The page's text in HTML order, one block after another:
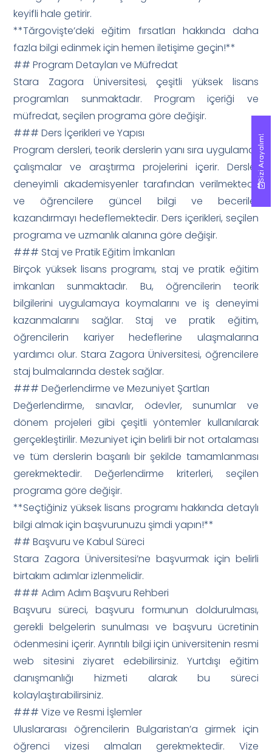
keyifli hale getirir.
**Tărgovişte’deki eğitim fırsatları hakkında daha
fazla bilgi edinmek için hemen iletişime geçin!**
## Program Detayları ve Müfredat
Stara Zagora Üniversitesi, çeşitli yüksek lisans
programları sunmaktadır. Program içeriği ve
müfredat, seçilen programa göre değişir.
### Ders İçerikleri ve Yapısı
Program dersleri, teorik derslerin yanı sıra uygulamalı
çalışmalar ve araştırma projelerini içerir. Dersler
deneyimli akademisyenler tarafından verilmektedir
ve öğrencilere güncel bilgi ve beceriler
kazandırmayı hedeflemektedir. Ders içerikleri, seçilen
programa ve uzmanlık alanına göre değişir.
### Staj ve Pratik Eğitim İmkanları
Birçok yüksek lisans programı, staj ve pratik eğitim
imkanları sunmaktadır. Bu, öğrencilerin teorik
bilgilerini uygulamaya koymalarını ve iş deneyimi
kazanmalarını sağlar. Staj ve pratik eğitim,
öğrencilerin kariyer hedeflerine ulaşmalarına
yardımcı olur. Stara Zagora Üniversitesi, öğrencilere
staj bulmalarında destek sağlar.
### Değerlendirme ve Mezuniyet Şartları
Değerlendirme, sınavlar, ödevler, sunumlar ve
dönem projeleri gibi çeşitli yöntemler kullanılarak
gerçekleştirilir. Mezuniyet için belirli bir not ortalaması
ve tüm derslerin başarılı bir şekilde tamamlanması
gerekmektedir. Değerlendirme kriterleri, seçilen
programa göre değişir.
**Seçtiğiniz yüksek lisans programı hakkında detaylı
bilgi almak için başvurunuzu şimdi yapın!**
## Başvuru ve Kabul Süreci
Stara Zagora Üniversitesi’ne başvurmak için belirli
birtakım adımlar izlenmelidir.
### Adım Adım Başvuru Rehberi
Başvuru süreci, başvuru formunun doldurulması,
gerekli belgelerin sunulması ve başvuru ücretinin
ödenmesini içerir. Ayrıntılı bilgi için üniversitenin resmi
web sitesini ziyaret edebilirsiniz. Yurtdışı eğitim
danışmanlığı hizmeti alarak bu süreci
kolaylaştırabilirsiniz.
### Vize ve Resmi İşlemler
Uluslararası öğrencilerin Bulgaristan’a girmek için
öğrenci vizesi almaları gerekmektedir. Vize
Sizi Arayalım!
Sizi Arayalım!